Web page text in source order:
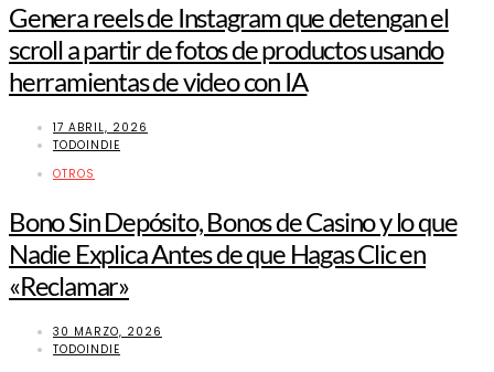
Genera reels de Instagram que detengan el
scroll a partir de fotos de productos usando
herramientas de video con IA
17 ABRIL, 2026
TODOINDIE
OTROS
Bono Sin Depósito, Bonos de Casino y lo que
Nadie Explica Antes de que Hagas Clic en
«Reclamar»
30 MARZO, 2026
TODOINDIE